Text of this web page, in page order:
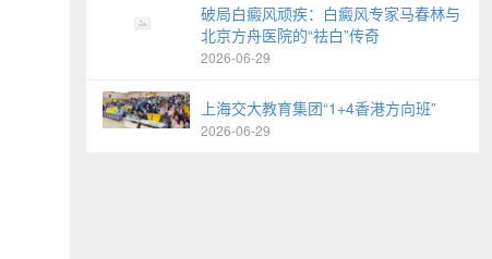
破局白癜风顽疾：白癜风专家马春林与
北京方舟医院的“祛白”传奇
2026-06-29
上海交大教育集团“1+4香港方向班”
2026-06-29